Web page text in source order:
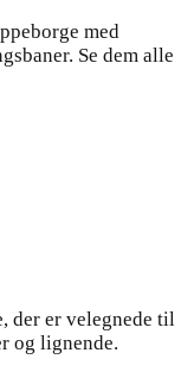
med
Se dem alle
der er velegnede til
og lignende.